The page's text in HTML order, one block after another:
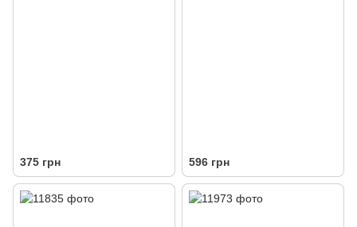
375 грн 596 грн